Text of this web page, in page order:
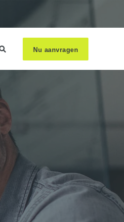
Nu aanvragen